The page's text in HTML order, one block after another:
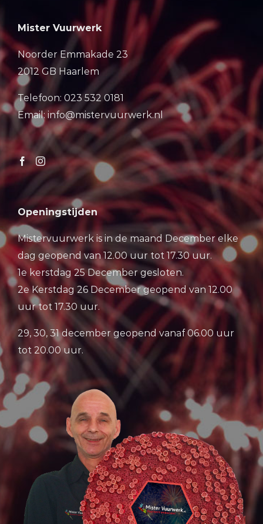
Mister Vuurwerk
Noorder Emmakade 23
2012 GB Haarlem
Telefoon: 023 532 0181
Email: info@mistervuurwerk.nl
Openingstijden
Mistervuurwerk is in de maand December elke
dag geopend van 12.00 uur tot 17.30 uur.
1e kerstdag 25 December gesloten.
2e Kerstdag 26 December geopend van 12.00
uur tot 17.30 uur.
29, 30, 31 december geopend vanaf 06.00 uur
tot 20.00 uur.